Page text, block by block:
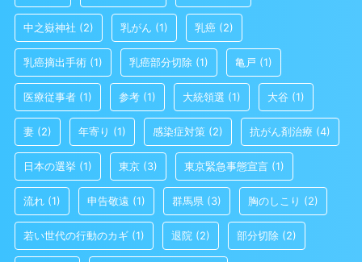
中之嶽神社 (2) 乳がん (1) 乳癌 (2)
乳癌摘出手術 (1) 乳癌部分切除 (1) 亀戸 (1)
医療従事者 (1) 参考 (1) 大統領選 (1) 大谷 (1)
妻 (2) 年寄り (1) 感染症対策 (2) 抗がん剤治療 (4)
日本の選挙 (1) 東京 (3) 東京緊急事態宣言 (1)
流れ (1) 申告敬遠 (1) 群馬県 (3) 胸のしこり (2)
若い世代の行動のカギ (1) 退院 (2) 部分切除 (2)